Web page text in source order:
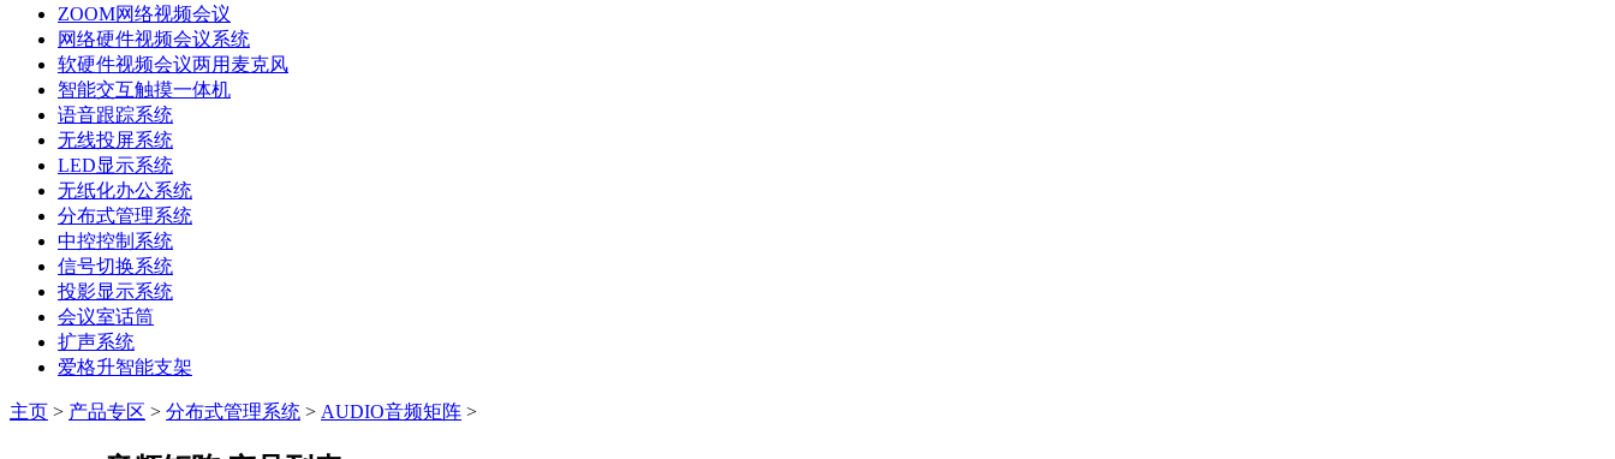
ZOOM网络视频会议
网络硬件视频会议系统
软硬件视频会议两用麦克风
智能交互触摸一体机
语音跟踪系统
无线投屏系统
LED显示系统
无纸化办公系统
分布式管理系统
中控控制系统
信号切换系统
投影显示系统
会议室话筒
扩声系统
爱格升智能支架
主页 > 产品专区 > 分布式管理系统 > AUDIO音频矩阵 >